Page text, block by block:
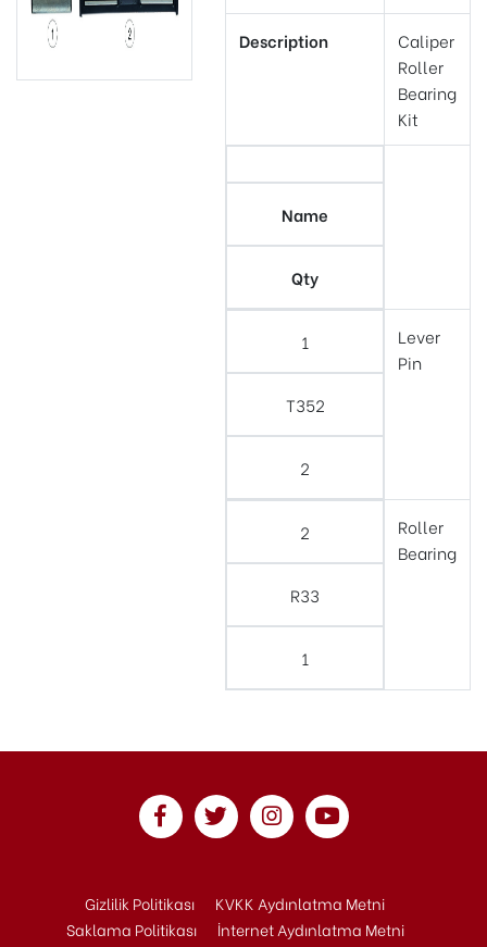
Description
Caliper
Roller
Bearing
Kit
Name
Qty
1
T352
2
Lever
Pin
2
R33
1
Roller
Bearing
Gizlilik Politikası
KVKK Aydınlatma Metni
Saklama Politikası
İnternet Aydınlatma Metni